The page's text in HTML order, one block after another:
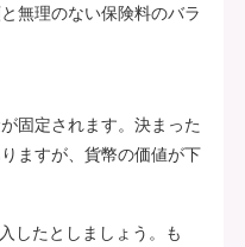
無理のない保険料のバラ
固定されます。決まった
ますが、貨幣の価値が下
したとしましょう。も